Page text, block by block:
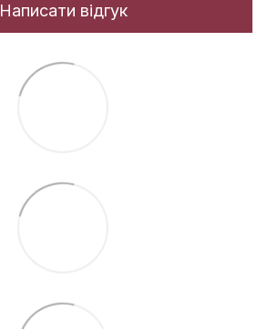
Написати відгук